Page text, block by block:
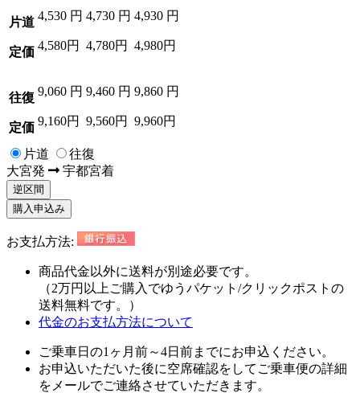
片道
定価
4,530 円
4,580円
4,730 円
4,780円
4,930 円
4,980円
往復
定価
9,060 円
9,160円
9,460 円
9,560円
9,860 円
9,960円
片道
往復
大宮発 宇都宮着
逆区間
購入申込み
お支払方法:
商品代金以外に送料が別途必要です。
（2万円以上ご購入でゆうパケット/クリックポストの
送料無料です。）
代金のお支払方法について
ご乗車日の1ヶ月前～4日前までにお申込ください。
お申込いただいた後に空席確認をしてご乗車便の詳細
をメールでご連絡させていただきます。